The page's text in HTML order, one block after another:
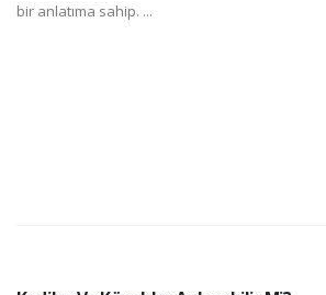
bir anlatıma sahip. ...